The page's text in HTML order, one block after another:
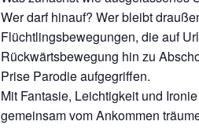
Wer darf hinauf? Wer bleibt
Flüchtlingsbewegungen, die auf
Rückwärtsbewegung hin zu
Prise Parodie aufgegriffen.
Mit Fantasie, Leichtigkeit und
gemeinsam vom Ankommen